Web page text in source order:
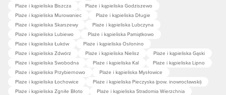
Plaże i kąpieliska Biszcza
Plaże i kąpieliska Godziszewo
Plaże i kąpieliska Murowaniec
Plaże i kąpieliska Długie
Plaże i kąpieliska Skarszewy
Plaże i kąpieliska Lubczyna
Plaże i kąpieliska Lubiewo
Plaże i kąpieliska Pamiątkowo
Plaże i kąpieliska Łuków
Plaże i kąpieliska Osłonino
Plaże i kąpieliska Zdwórz
Plaże i kąpieliska Nielisz
Plaże i kąpieliska Gąski
Plaże i kąpieliska Swobodna
Plaże i kąpieliska Kal
Plaże i kąpieliska Lipno
Plaże i kąpieliska Przybiernowo
Plaże i kąpieliska Mysłowice
Plaże i kąpieliska Łochowice
Plaże i kąpieliska Pieczyska (pow. inowrocławski)
Plaże i kąpieliska Zgniłe Błoto
Plaże i kąpieliska Stradomia Wierzchnia